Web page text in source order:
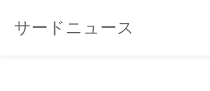
サードニュース